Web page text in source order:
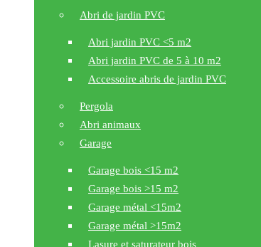
Abri de jardin PVC
Abri jardin PVC <5 m2
Abri jardin PVC de 5 à 10 m2
Accessoire abris de jardin PVC
Pergola
Abri animaux
Garage
Garage bois <15 m2
Garage bois >15 m2
Garage métal <15m2
Garage métal >15m2
Lasure et saturateur bois